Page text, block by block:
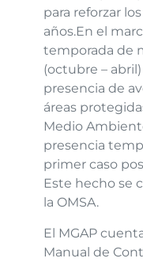
para reforzar
años.En el
temporada de
(octubre –
presencia de
áreas
Medio
presencia
primer caso
Este hecho se
la OMSA.
El MGAP
Manual de